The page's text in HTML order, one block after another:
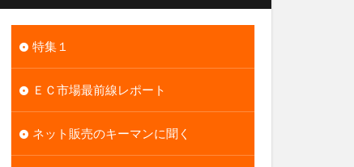
特集１
ＥＣ市場最前線レポート
ネット販売のキーマンに聞く